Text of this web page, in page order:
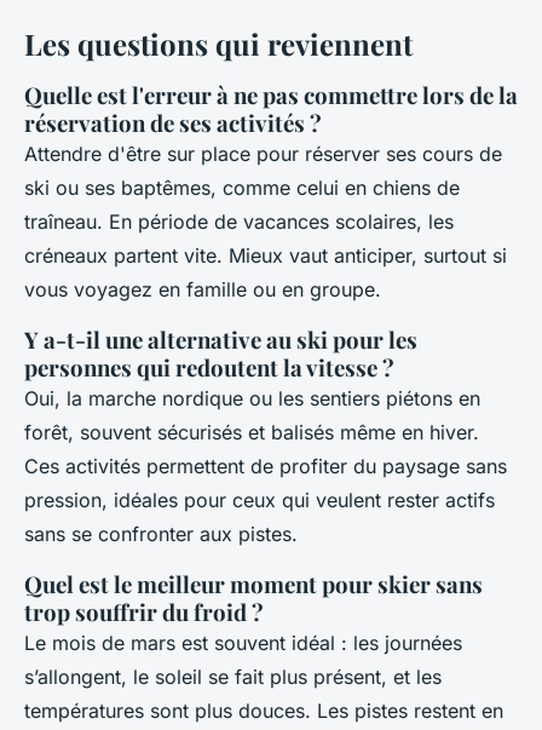
Les questions qui reviennent
Quelle est l'erreur à ne pas commettre lors de la
réservation de ses activités ?
Attendre d'être sur place pour réserver ses cours de
ski ou ses baptêmes, comme celui en chiens de
traîneau. En période de vacances scolaires, les
créneaux partent vite. Mieux vaut anticiper, surtout si
vous voyagez en famille ou en groupe.
Y a-t-il une alternative au ski pour les
personnes qui redoutent la vitesse ?
Oui, la marche nordique ou les sentiers piétons en
forêt, souvent sécurisés et balisés même en hiver.
Ces activités permettent de profiter du paysage sans
pression, idéales pour ceux qui veulent rester actifs
sans se confronter aux pistes.
Quel est le meilleur moment pour skier sans
trop souffrir du froid ?
Le mois de mars est souvent idéal : les journées
s’allongent, le soleil se fait plus présent, et les
températures sont plus douces. Les pistes restent en